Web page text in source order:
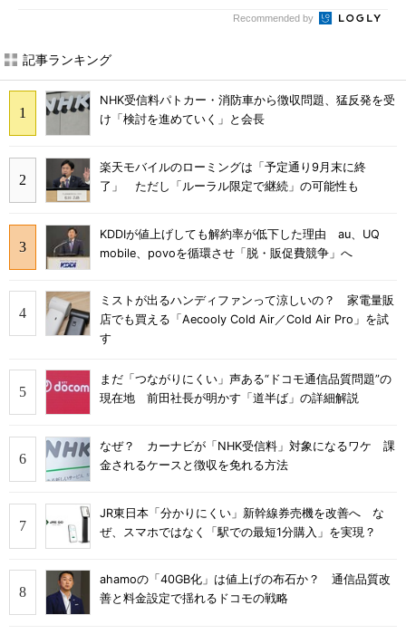
Recommended by
記事ランキング
NHK受信料パトカー・消防車から徴収問題、猛反発を受
け「検討を進めていく」と会長
楽天モバイルのローミングは「予定通り9月末に終
了」 ただし「ルーラル限定で継続」の可能性も
KDDIが値上げしても解約率が低下した理由 au、UQ
mobile、povoを循環させ「脱・販促費競争」へ
ミストが出るハンディファンって涼しいの？ 家電量販
店でも買える「Aecooly Cold Air／Cold Air Pro」を試
す
まだ「つながりにくい」声ある“ドコモ通信品質問題”の
現在地 前田社長が明かす「道半ば」の詳細解説
なぜ？ カーナビが「NHK受信料」対象になるワケ 課
金されるケースと徴収を免れる方法
JR東日本「分かりにくい」新幹線券売機を改善へ な
ぜ、スマホではなく「駅での最短1分購入」を実現？
ahamoの「40GB化」は値上げの布石か？ 通信品質改
善と料金設定で揺れるドコモの戦略